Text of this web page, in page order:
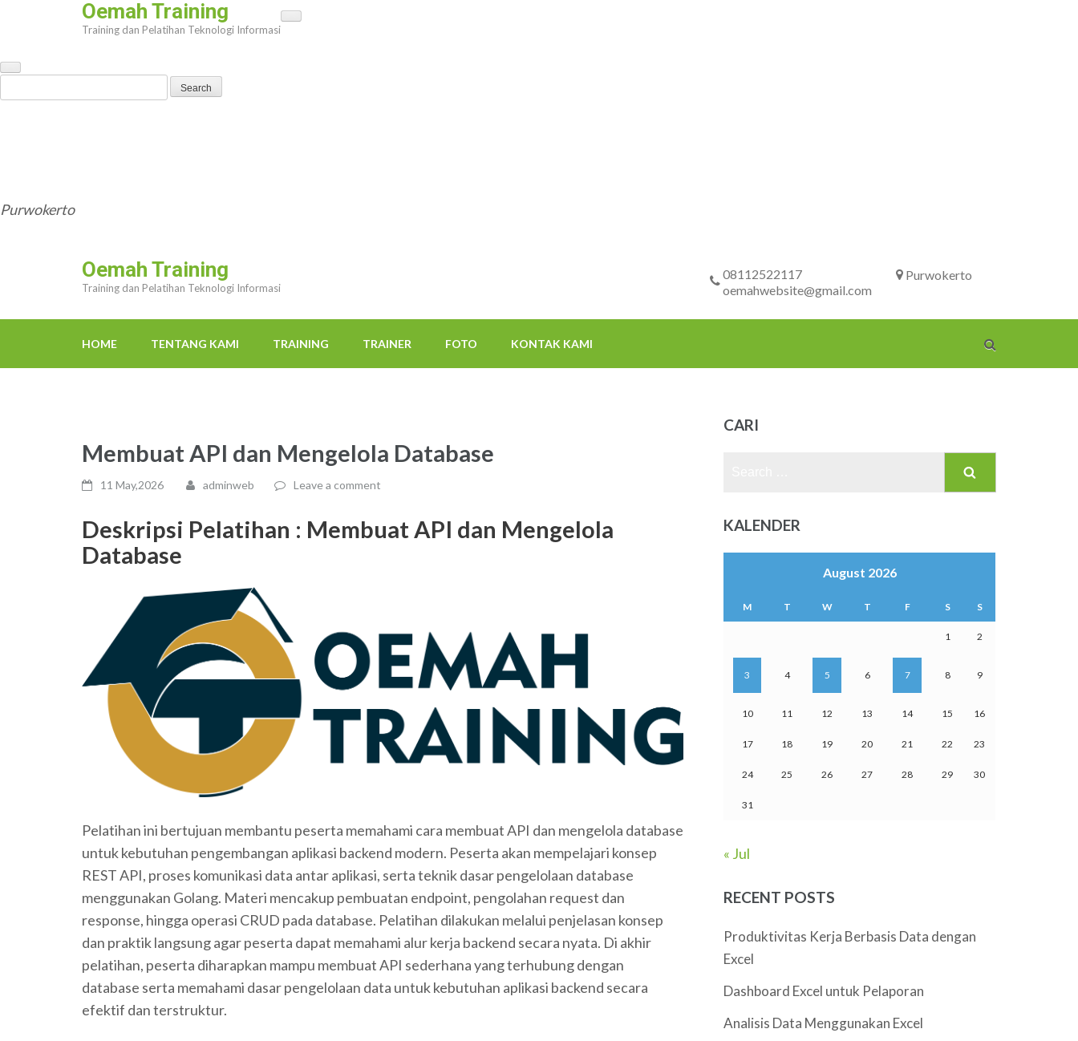
(Press
Enter)
Oemah Training
Training dan Pelatihan Teknologi Informasi
Purwokerto
Oemah Training
Training dan Pelatihan Teknologi Informasi
Purwokerto
08112522117
oemahwebsite@gmail.com
HOME TENTANG KAMI TRAINING TRAINER FOTO KONTAK KAMI
Membuat API dan Mengelola Database
11 May,2026 adminweb Leave a comment
Deskripsi Pelatihan : Membuat API dan Mengelola
Database
Pelatihan ini bertujuan membantu peserta memahami cara membuat API dan mengelola database
untuk kebutuhan pengembangan aplikasi backend modern. Peserta akan mempelajari konsep
REST API, proses komunikasi data antar aplikasi, serta teknik dasar pengelolaan database
menggunakan Golang. Materi mencakup pembuatan endpoint, pengolahan request dan
response, hingga operasi CRUD pada database. Pelatihan dilakukan melalui penjelasan konsep
dan praktik langsung agar peserta dapat memahami alur kerja backend secara nyata. Di akhir
pelatihan, peserta diharapkan mampu membuat API sederhana yang terhubung dengan
database serta memahami dasar pengelolaan data untuk kebutuhan aplikasi backend secara
efektif dan terstruktur.
CARI
Search
KALENDER
August 2026
M T W T F S S
1 2
3 4 5 6 7 8 9
10 11 12 13 14 15 16
17 18 19 20 21 22 23
24 25 26 27 28 29 30
31
« Jul
RECENT POSTS
Produktivitas Kerja Berbasis Data dengan
Excel
Dashboard Excel untuk Pelaporan
Analisis Data Menggunakan Excel